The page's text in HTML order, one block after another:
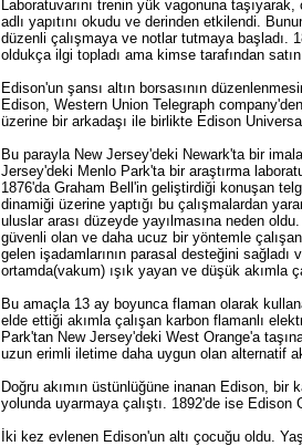
Laboratuvarını trenin yük vagonuna
adlı yapıtını okudu ve derinden etkilendi.
düzenli çalışmaya ve notlar tutmaya başladı.
oldukça ilgi topladı ama kimse tarafından
Edison'un şansı altın borsasının
Edison, Western Union Telegraph
üzerine bir arkadaşı ile birlikte Edison
Bu parayla New Jersey'deki Newark'ta bir
Jersey'deki Menlo Park'ta bir araştırma
1876'da Graham Bell'in geliştirdiği konuşan
dinamiği üzerine yaptığı bu çalışmalardan
uluslar arası düzeyde yayılmasına neden
güvenli olan ve daha ucuz bir yöntemle
gelen işadamlarının parasal desteğini
ortamda(vakum) ışık yayan ve düşük akımla
Bu amaçla 13 ay boyunca flaman olarak
elde ettiği akımla çalışan karbon flamanlı
Park'tan New Jersey'deki West Orange'a
uzun erimli iletime daha uygun olan alternatif
Doğru akımın üstünlüğüne inanan Edison,
yolunda uyarmaya çalıştı. 1892'de ise
İki kez evlenen Edison'un altı çocuğu oldu.